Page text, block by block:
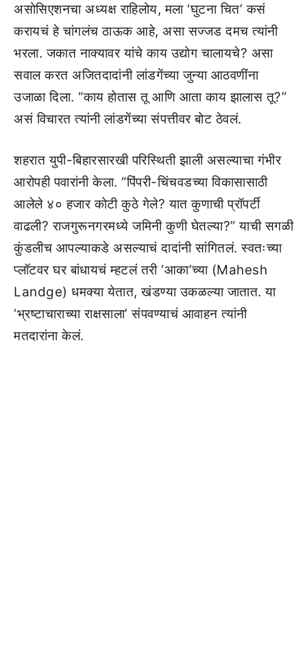
असोसिएशनचा अध्यक्ष राहिलोय, मला ‘घुटना चित’ कसं
करायचं हे चांगलंच ठाऊक आहे, असा सज्जड दमच त्यांनी
भरला. जकात नाक्यावर यांचे काय उद्योग चालायचे? असा
सवाल करत अजितदादांनी लांडगेंच्या जुन्या आठवणींना
उजाळा दिला. “काय होतास तू आणि आता काय झालास तू?”
असं विचारत त्यांनी लांडगेंच्या संपत्तीवर बोट ठेवलं.
शहरात युपी-बिहारसारखी परिस्थिती झाली असल्याचा गंभीर
आरोपही पवारांनी केला. “पिंपरी-चिंचवडच्या विकासासाठी
आलेले ४० हजार कोटी कुठे गेले? यात कुणाची प्रॉपर्टी
वाढली? राजगुरूनगरमध्ये जमिनी कुणी घेतल्या?” याची सगळी
कुंडलीच आपल्याकडे असल्याचं दादांनी सांगितलं. स्वतःच्या
प्लॉटवर घर बांधायचं म्हटलं तरी ‘आका’च्या (Mahesh
Landge) धमक्या येतात, खंडण्या उकळल्या जातात. या
‘भ्रष्टाचाराच्या राक्षसाला’ संपवण्याचं आवाहन त्यांनी
मतदारांना केलं.